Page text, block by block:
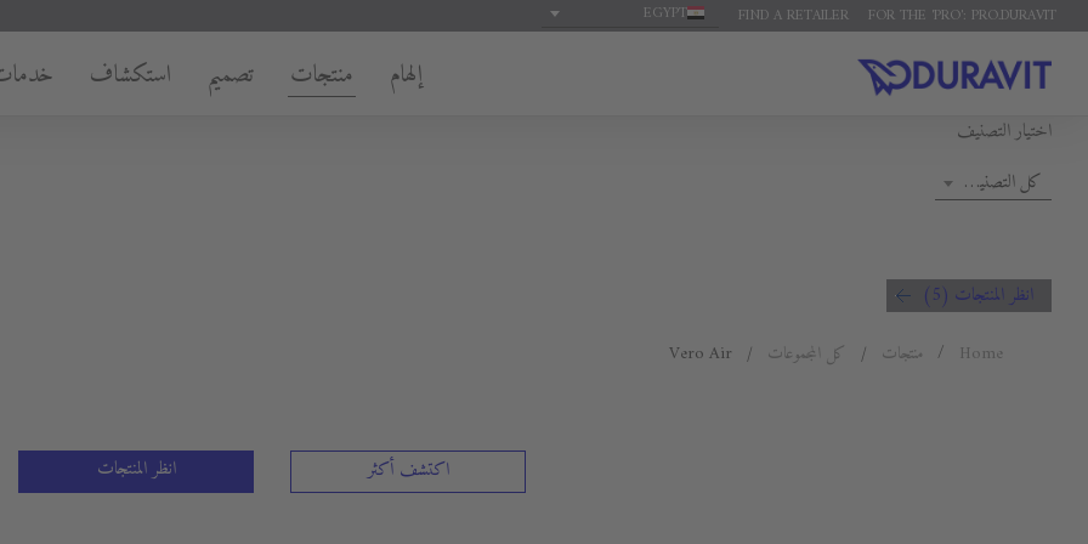
FOR THE 'PRO': PRO.DURAVIT
FIND A RETAILER
EGYPT
إلهام منتجات تصميم استكشاف
اختيار التصنيف
كل التصنيفات
انظر المنتجات (5)
Home منتجات كل المجموعات Vero Air
اكتشف أكثر انظر المنتجات